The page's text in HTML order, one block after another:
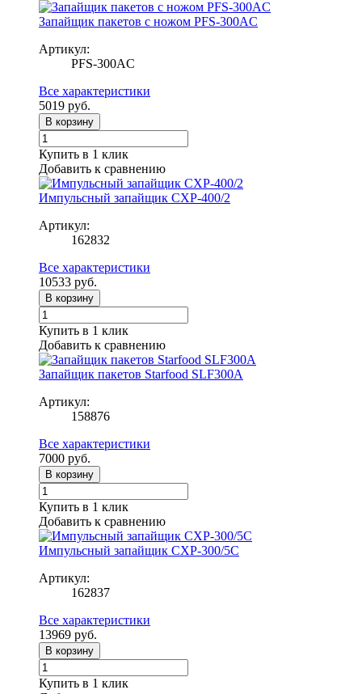
Запайщик пакетов с ножом PFS-300AC
Артикул:
PFS-300AC
Все характеристики
5019 руб.
В корзину
Купить в 1 клик
Добавить к сравнению
Импульсный запайщик CXP-400/2
Артикул:
162832
Все характеристики
10533 руб.
В корзину
Купить в 1 клик
Добавить к сравнению
Запайщик пакетов Starfood SLF300A
Артикул:
158876
Все характеристики
7000 руб.
В корзину
Купить в 1 клик
Добавить к сравнению
Импульсный запайщик CXP-300/5C
Артикул:
162837
Все характеристики
13969 руб.
В корзину
Купить в 1 клик